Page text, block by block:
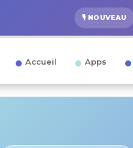
🎙️ NOUVEAU
Accueil Apps